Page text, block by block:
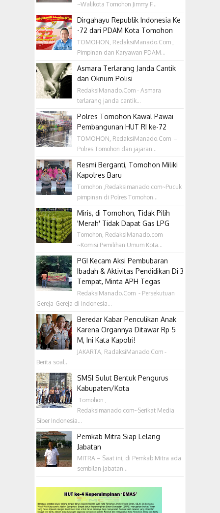
~Walikota Tomohon Jimmy F...
Dirgahayu Republik Indonesia Ke
-72 dari PDAM Kota Tomohon
TOMOHON, RedaksiManado.Com ,
Pimpinan dan Karyawan PDAM...
Asmara Terlarang Janda Cantik
dan Oknum Polisi
RedaksiManado.Com - Asmara
terlarang janda cantik...
Polres Tomohon Kawal Pawai
Pembangunan HUT RI ke-72
TOMOHON, RedaksiManado.Com –
Polres Tomohon dan jajaran...
Resmi Berganti, Tomohon Miliki
Kapolres Baru
Tomohon ,Redaksimanado.com~Pucuk
pimpinan di Polres Tomohon...
Miris, di Tomohon, Tidak Pilih
'Merah' Tidak Dapat Gas LPG
Tomohon, RedaksiManado.com
~Komisi Pemilihan Umum Kota...
PGI Kecam Aksi Pembubaran
Ibadah & Aktivitas Pendidikan Di 3
Tempat, Minta APH Tegas
RedaksiManado.Com - Persekutuan
Gereja-Gereja di Indonesia...
Beredar Kabar Penculikan Anak
Karena Organnya Ditawar Rp 5
M, Ini Kata Kapolri!
JAKARTA, RadaksiManado.Com -
Berita soal...
SMSI Sulut Bentuk Pengurus
Kabupaten/Kota
‎ Tomohon ,
Redaksimanado.com~Serikat Media
Siber Indonesia...
Pemkab Mitra Siap Lelang
Jabatan
MITRA – Saat ini, di Pemkab Mitra ada
sembilan jabatan...